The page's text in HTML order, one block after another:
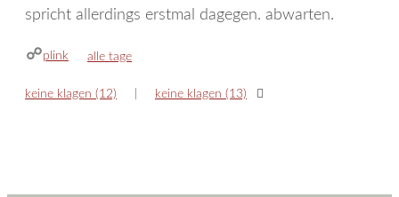
spricht allerdings erstmal dagegen. abwarten.
plink kategorien
alle tage
keine klagen (12) keine klagen (13)